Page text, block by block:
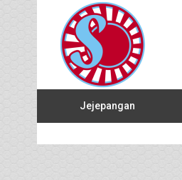
Jejepangan